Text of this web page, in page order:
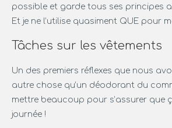
possible et garde tous ses principes
Et je ne l’utilise quasiment QUE pour
Tâches sur les vêtements
Un des premiers réflexes que nous
autre chose qu’un déodorant du
mettre beaucoup pour s’assurer que
journée !